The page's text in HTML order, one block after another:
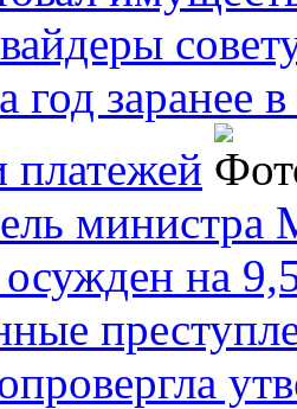
год заранее
платежей
на